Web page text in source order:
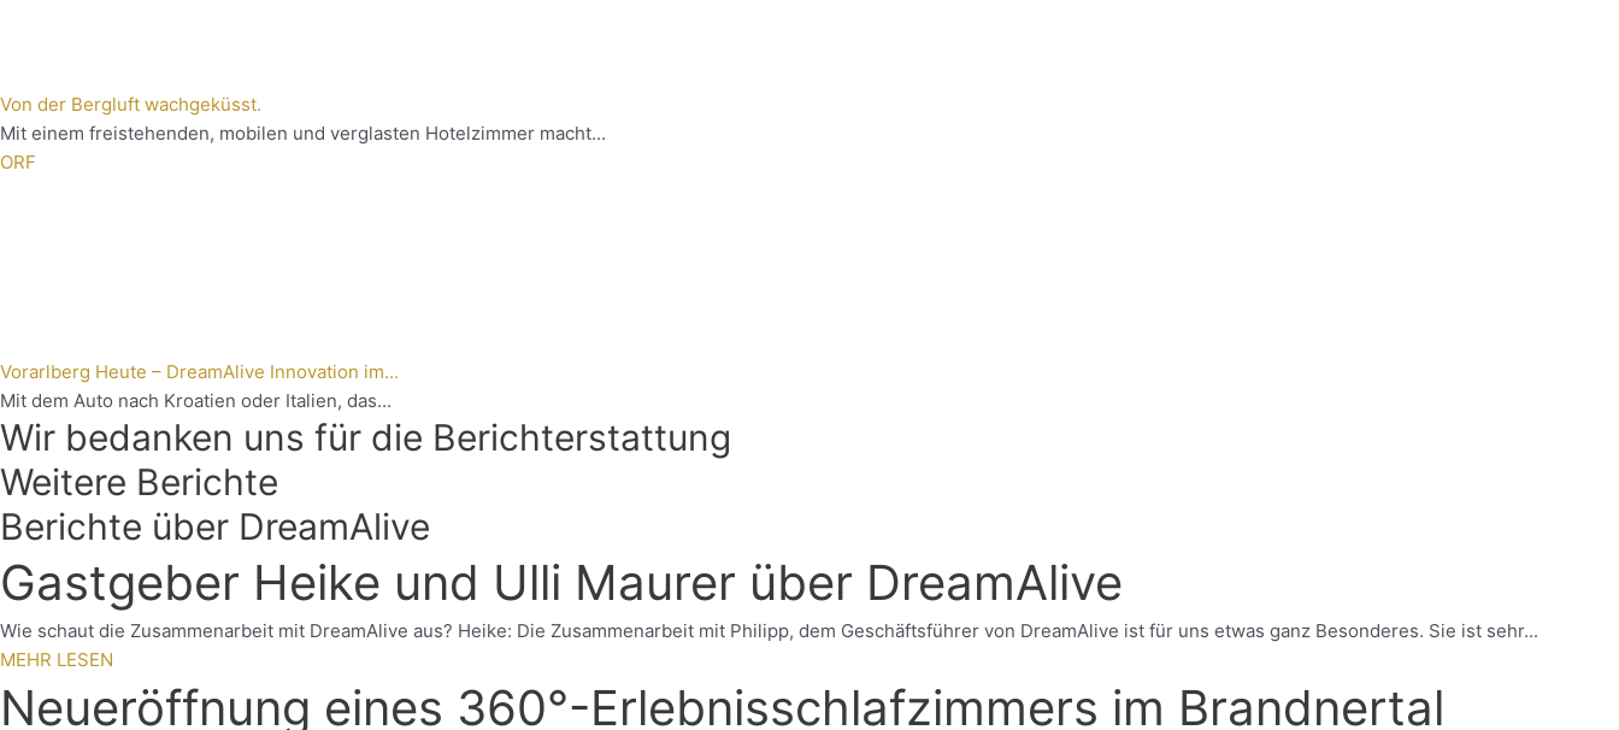
Von der Bergluft wachgeküsst.
Mit einem freistehenden, mobilen und verglasten Hotelzimmer macht...
ORF
Vorarlberg Heute – DreamAlive Innovation im...
Mit dem Auto nach Kroatien oder Italien, das...
Wir bedanken uns für die Berichterstattung
Weitere Berichte
Berichte über DreamAlive
Gastgeber Heike und Ulli Maurer über DreamAlive
Wie schaut die Zusammenarbeit mit DreamAlive aus? Heike: Die Zusammenarbeit mit Philipp, dem Geschäftsführer von DreamAlive ist für uns etwas ganz Besonderes. Sie ist sehr...
MEHR LESEN
Neueröffnung eines 360°-Erlebnisschlafzimmers im Brandnertal